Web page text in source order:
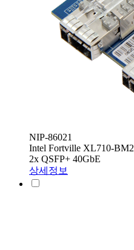
NIP-86021
Intel Fortville XL710-BM2
2x QSFP+ 40GbE
상세정보